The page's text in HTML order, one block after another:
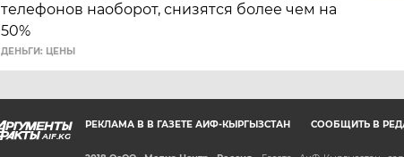
телефонов наоборот, снизятся более чем на
50%
ДЕНЬГИ: ЦЕНЫ
AIF.KG
РЕКЛАМА В В ГАЗЕТЕ АИФ-КЫРГЫЗСТАН СООБЩИТЬ В